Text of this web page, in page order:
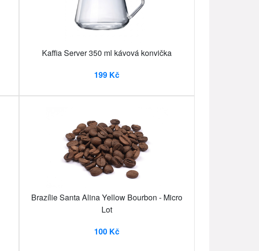
Kaffia Server 350 ml kávová konvička
199 Kč
Brazílie Santa Alina Yellow Bourbon - Micro
Lot
100 Kč